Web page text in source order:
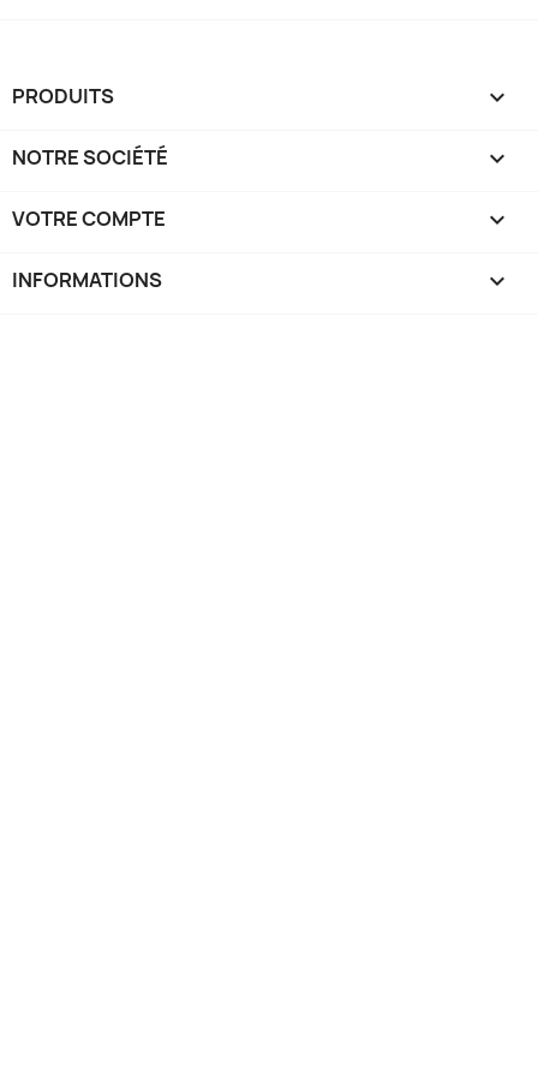
PRODUITS 
NOTRE SOCIÉTÉ 
VOTRE COMPTE 
INFORMATIONS keyboard_arrow_down